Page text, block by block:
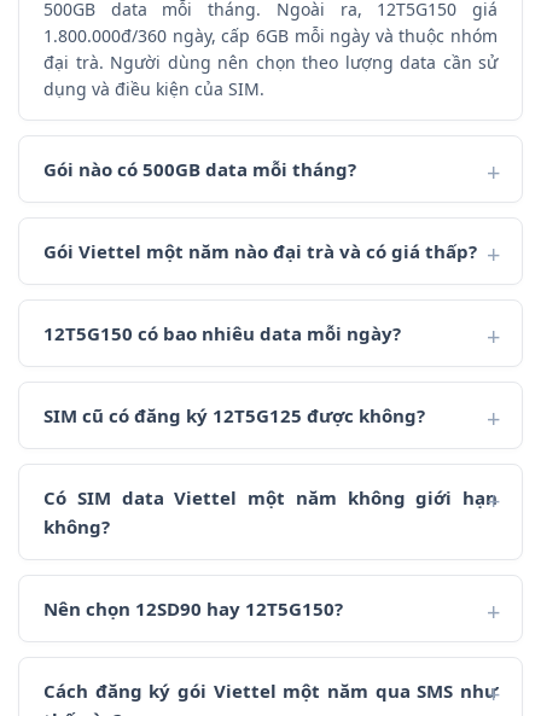
500GB data mỗi tháng. Ngoài ra, 12T5G150 giá
1.800.000đ/360 ngày, cấp 6GB mỗi ngày và thuộc nhóm
đại trà. Người dùng nên chọn theo lượng data cần sử
dụng và điều kiện của SIM.
Gói nào có 500GB data mỗi tháng?
Gói Viettel một năm nào đại trà và có giá thấp?
12T5G150 có bao nhiêu data mỗi ngày?
SIM cũ có đăng ký 12T5G125 được không?
Có SIM data Viettel một năm không giới hạn
không?
Nên chọn 12SD90 hay 12T5G150?
Cách đăng ký gói Viettel một năm qua SMS như